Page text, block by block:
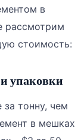
в
рассмотрим
стоимость:
упаковки
тонну, чем
в мешках